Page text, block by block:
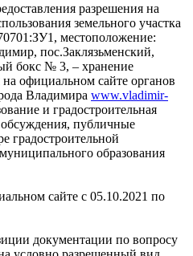
разрешения на
земельного участка
местоположение:
пос.Заклязьменский,
бокс № 3, – хранение
на официальном сайте органов
Владимира www.vladimir-
и градостроительная
публичные
градостроительной
образования
сайте с 05.10.2021 по
документации по вопросу